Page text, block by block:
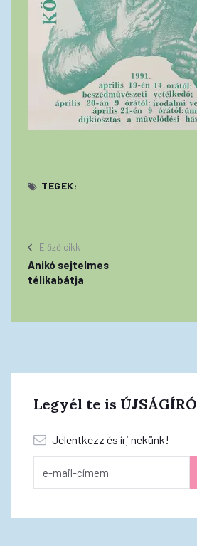
TEGEK:
Előző cikk
Anikó sejtelmes
télikabátja
Legyél te is ÚJSÁGÍRÓ
Jelentkezz és írj nekünk!